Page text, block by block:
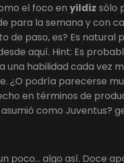
el foco en yildiz sólo
para la semana y con
de paso, es? Es natural
aquí. Hint: Es
una habilidad cada vez
¿O podría parecerse
en términos de
como Juventus?
poco… algo así. Doce